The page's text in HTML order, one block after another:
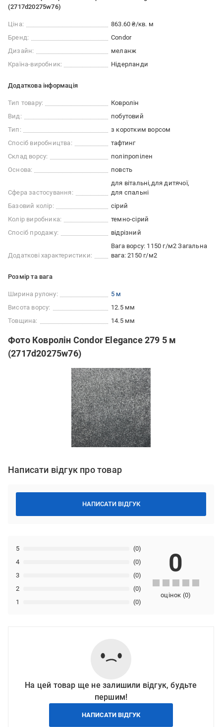
(2717d20275w76)
Ціна:
863.60 ₴/кв. м
Бренд:
Condor
Дизайн:
меланж
Країна-виробник:
Нідерланди
Додаткова інформація
Тип товару:
Ковролін
Вид:
побутовий
Тип:
з коротким ворсом
Спосіб виробництва:
тафтинг
Склад ворсу:
поліпропілен
Основа:
повсть
Сфера застосування:
для вітальні для дитячої
для спальні
Базовий колір:
сірий
Колір виробника:
темно-сірий
Спосіб продажу:
відрізний
Додаткові характеристики:
Вага ворсу: 1150 г/м2 Загальна
вага: 2150 г/м2
Розмір та вага
Ширина рулону:
5 м
Висота ворсу:
12.5 мм
Товщина:
14.5 мм
Фото Ковролін Condor Elegance 279 5 м
(2717d20275w76)
Написати відгук про товар
НАПИСАТИ ВІДГУК
1 (0)
2 (0)
3 (0)
4 (0)
5 (0)
0
оцінок (0)
На цей товар ще не залишили відгук, будьте
першим!
НАПИСАТИ ВІДГУК